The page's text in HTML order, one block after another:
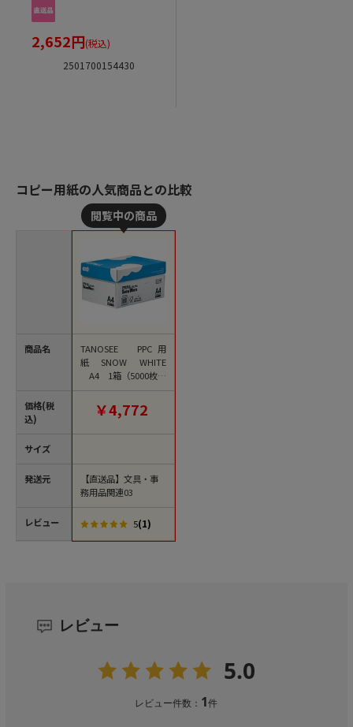
2,652円(税込)
2501700154430
コピー用紙の人気商品との比較
商品名
価格(税
込)
サイズ
発送元
レビュー
TANOSEE PPC用
紙 SNOW WHITE
A4 1箱（5000枚：
500枚×10冊）（ご注
￥4,772
【直送品】文具・事
務用品関連03
5(1)
レビュー
5.0
レビュー件数： 1件